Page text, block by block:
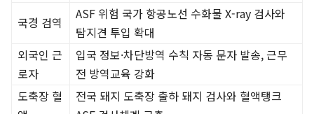
국경 검역
ASF 위험 국가 항공노선 수화물 X-ray 검사와
탐지견 투입 확대
외국인 근
로자
입국 정보·차단방역 수칙 자동 문자 발송, 근무
전 방역교육 강화
도축장 혈
전국 돼지 도축장 출하 돼지 검사와 혈액탱크